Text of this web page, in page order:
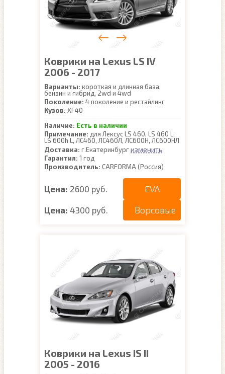
Коврики на Lexus LS IV
2006 - 2017
Варианты: короткая и длинная база,
бензин и гибрид, 2wd и 4wd
Поколение: 4 поколение и рестайлинг
Кузов: XF40
Наличие: Есть в наличии
Примечание: для Лексус LS 460, LS 460 L,
LS 600h L, ЛС460, ЛС460Л, ЛС600Н, ЛС600НЛ
Доставка: г.Екатеринбургизменить
Гарантия: 1 год
Производитель: CARFORMA (Россия)
Цена: 2600 руб. EVA
Цена: 4300 руб. Ворсовые
Коврики на Lexus IS II
2005 - 2016